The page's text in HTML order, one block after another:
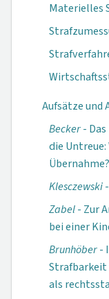
Materielles
Aufsätze und
Becker-
die
Übernahme?
Klesczewski
Zabel- Zur
bei einer
Brunhöber-
als